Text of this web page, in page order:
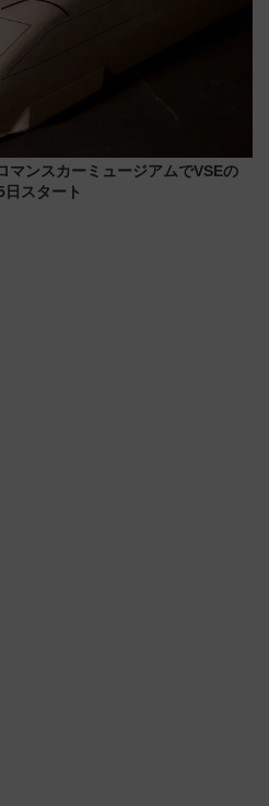
マンスカーミュージアムでVSEの
スタート